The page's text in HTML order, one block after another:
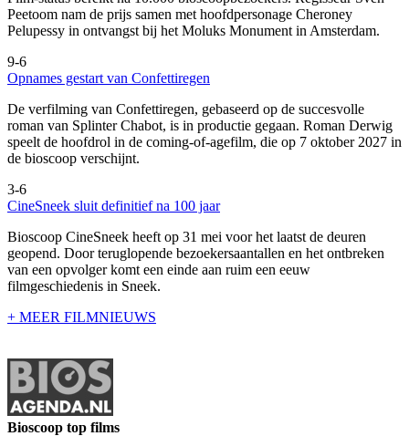
Peetoom nam de prijs samen met hoofdpersonage Cheroney
Pelupessy in ontvangst bij het Moluks Monument in Amsterdam.
9-6
Opnames gestart van Confettiregen
De verfilming van Confettiregen, gebaseerd op de succesvolle
roman van Splinter Chabot, is in productie gegaan. Roman Derwig
speelt de hoofdrol in de coming-of-agefilm, die op 7 oktober 2027 in
de bioscoop verschijnt.
3-6
CineSneek sluit definitief na 100 jaar
Bioscoop CineSneek heeft op 31 mei voor het laatst de deuren
geopend. Door teruglopende bezoekersaantallen en het ontbreken
van een opvolger komt een einde aan ruim een eeuw
filmgeschiedenis in Sneek.
+ MEER FILMNIEUWS
Bioscoop top films